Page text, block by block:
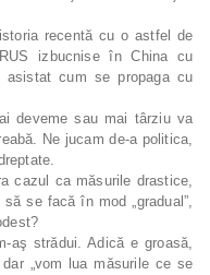
recentă cu o astfel de
izbucnise în China cu
cum se propaga cu
deveme sau mai târziu va
Ne jucam de-a politica,
cazul ca măsurile drastice,
se facă în mod „gradual”,
aş strădui. Adică e groasă,
„vom lua măsurile ce se